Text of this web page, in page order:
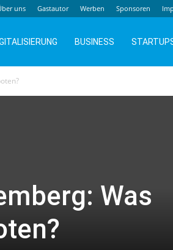
uns Gastautor Werben Sponsoren
BUSINESS
Was